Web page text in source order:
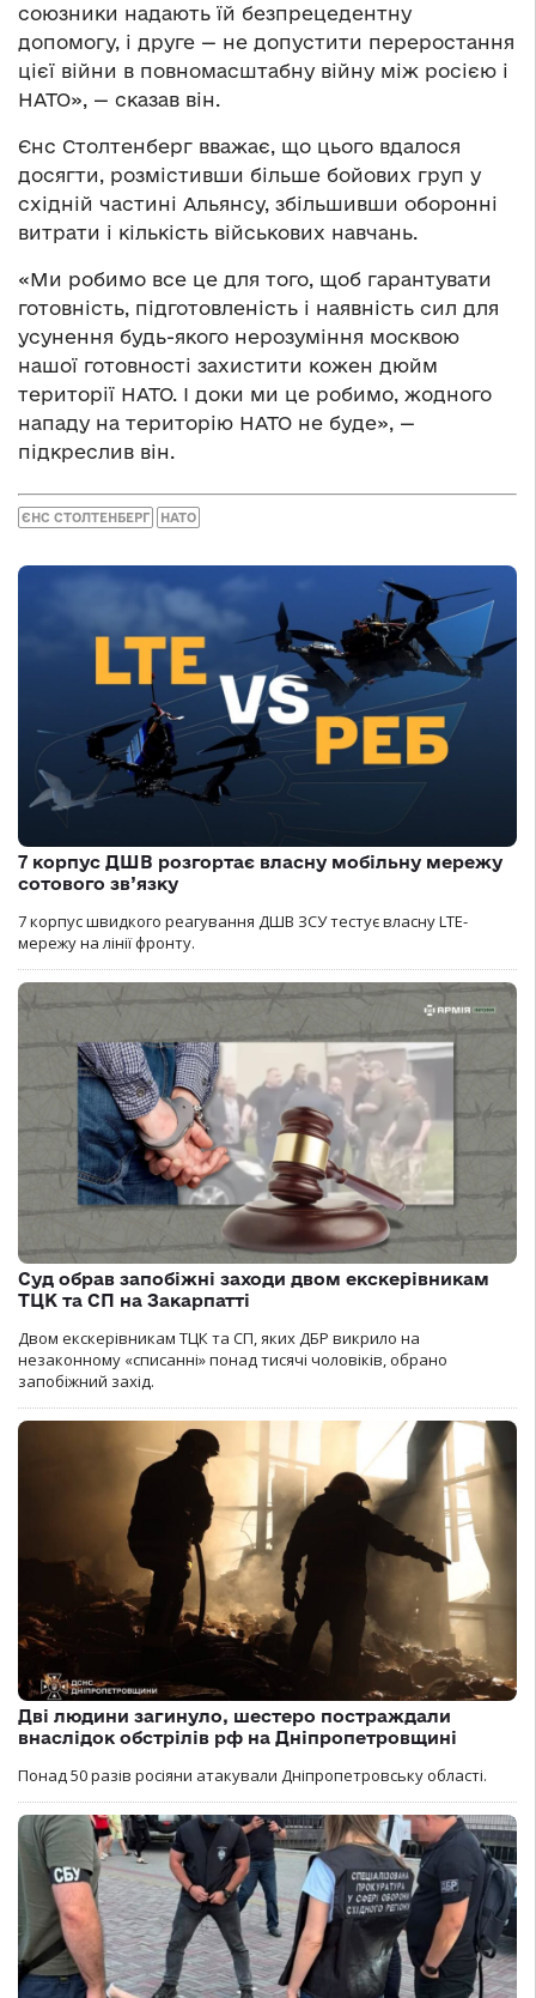
союзники надають їй безпрецедентну
допомогу, і друге — не допустити переростання
цієї війни в повномасштабну війну між росією і
НАТО», — сказав він.
Єнс Столтенберг вважає, що цього вдалося
досягти, розмістивши більше бойових груп у
східній частині Альянсу, збільшивши оборонні
витрати і кількість військових навчань.
«Ми робимо все це для того, щоб гарантувати
готовність, підготовленість і наявність сил для
усунення будь-якого нерозуміння москвою
нашої готовності захистити кожен дюйм
території НАТО. І доки ми це робимо, жодного
нападу на територію НАТО не буде», —
підкреслив він.
ЄНС СТОЛТЕНБЕРГ НАТО
7 корпус ДШВ розгортає власну мобільну мережу
сотового зв’язку
7 корпус швидкого реагування ДШВ ЗСУ тестує власну LTE-
мережу на лінії фронту.
Суд обрав запобіжні заходи двом екскерівникам
ТЦК та СП на Закарпатті
Двом екскерівникам ТЦК та СП, яких ДБР викрило на
незаконному «списанні» понад тисячі чоловіків, обрано
запобіжний захід.
Дві людини загинуло, шестеро постраждали
внаслідок обстрілів рф на Дніпропетровщині
Понад 50 разів росіяни атакували Дніпропетровську області.